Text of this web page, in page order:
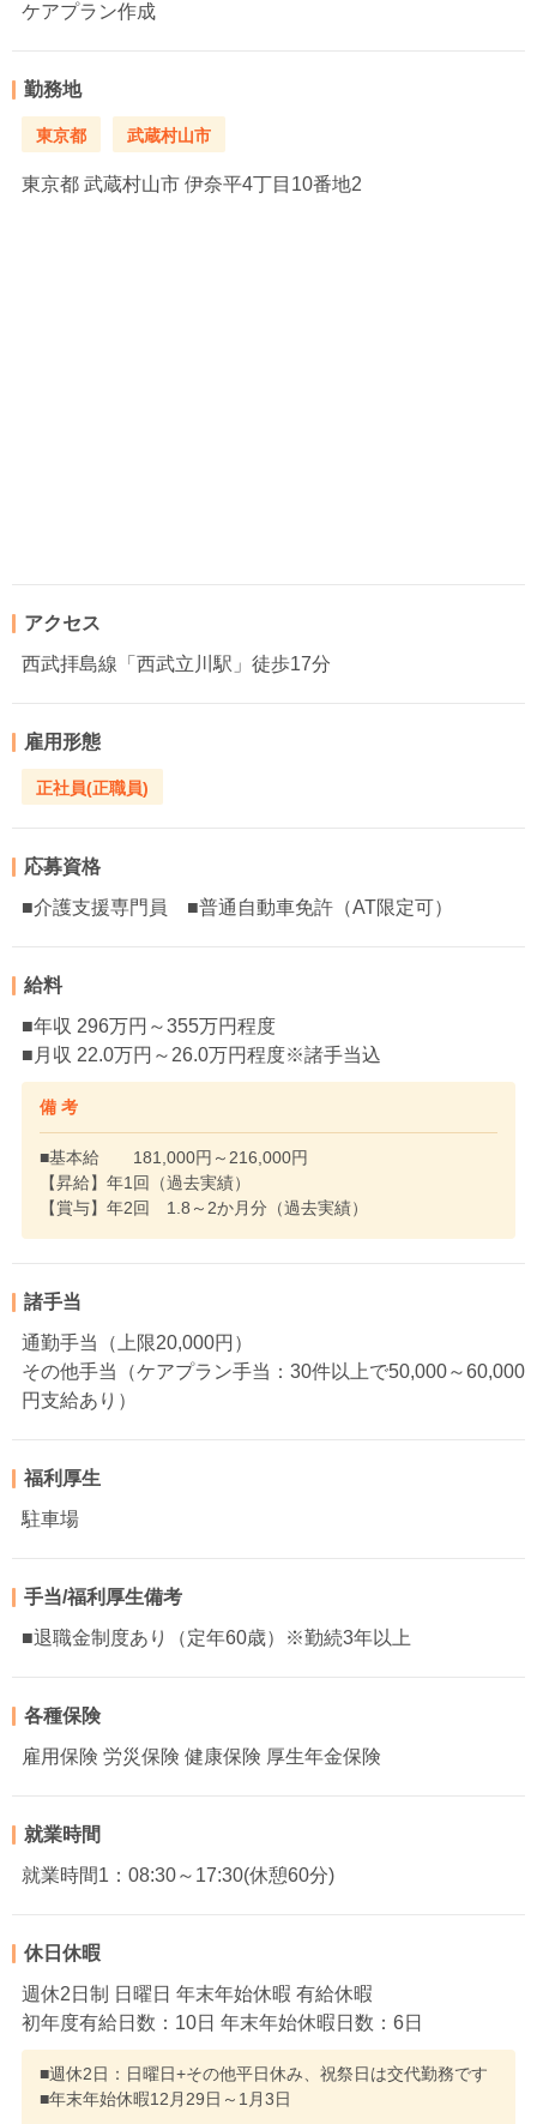
ケアプラン作成
勤務地
東京都 武蔵村山市
東京都 武蔵村山市 伊奈平4丁目10番地2
アクセス
西武拝島線「西武立川駅」徒歩17分
雇用形態
正社員(正職員)
応募資格
■介護支援専門員 ■普通自動車免許（AT限定可）
給料
■年収 296万円～355万円程度
■月収 22.0万円～26.0万円程度※諸手当込
備 考
■基本給 181,000円～216,000円
【昇給】年1回（過去実績）
【賞与】年2回 1.8～2か月分（過去実績）
諸手当
通勤手当（上限20,000円）
その他手当（ケアプラン手当：30件以上で50,000～60,000
円支給あり）
福利厚生
駐車場
手当/福利厚生備考
■退職金制度あり（定年60歳）※勤続3年以上
各種保険
雇用保険 労災保険 健康保険 厚生年金保険
就業時間
就業時間1：08:30～17:30(休憩60分)
休日休暇
週休2日制 日曜日 年末年始休暇 有給休暇
初年度有給日数：10日 年末年始休暇日数：6日
■週休2日：日曜日+その他平日休み、祝祭日は交代勤務です
■年末年始休暇12月29日～1月3日